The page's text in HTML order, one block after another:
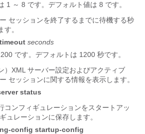
1 ～ 8 です。デフォルト値は 8 です。
セッションを終了するまでに待機する秒
す。
timeout seconds
です。デフォルトは 1200 秒です。
）XML サーバー設定およびアクティブ
セッションに関する情報を表示します。
status
コンフィギュレーションをスタートアッ
ュレーションに保存します。
config startup-config